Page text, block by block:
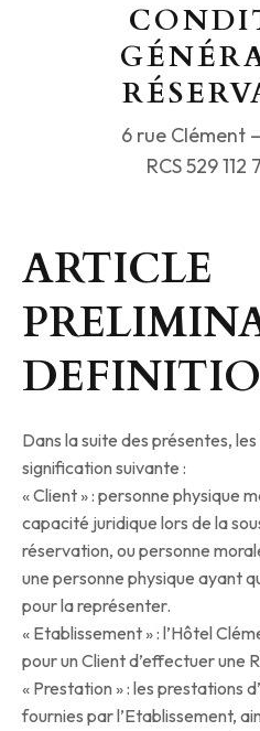
6 rue Clément
RCS 529
ARTICLE
Dans la suite des présentes,
signification suivante :
« Client » : personne physique
capacité juridique lors de la
réservation, ou personne
une personne physique ayant
pour la représenter.
« Etablissement » : l’Hôtel
pour un Client d’effectuer une
« Prestation » : les prestations
fournies par l’Etablissement,